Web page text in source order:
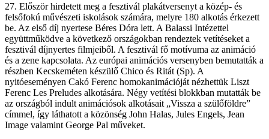
27. Először hirdetett meg a fesztivál plakátversenyt a közép- és
felsőfokú művészeti iskolások számára, melyre 180 alkotás érkezett
be. Az első díj nyertese Béres Dóra lett. A Balassi Intézettel
együttműködve a következő országokban rendeztek vetítéseket a
fesztivál díjnyertes filmjeiből. A fesztivál fő motívuma az animáció
és a zene kapcsolata. Az európai animációs versenyben bemutatták a
részben Kecskeméten készülő Chico és Ritát (Sp). A
nyitóeseményen Cakó Ferenc homokanimációját nézhettük Liszt
Ferenc Les Preludes alkotására. Négy vetítési blokkban mutatták be
az országból indult animációsok alkotásait „Vissza a szülőföldre”
címmel, így láthatott a közönség John Halas, Jules Engels, Jean
Image valamint George Pal műveket.